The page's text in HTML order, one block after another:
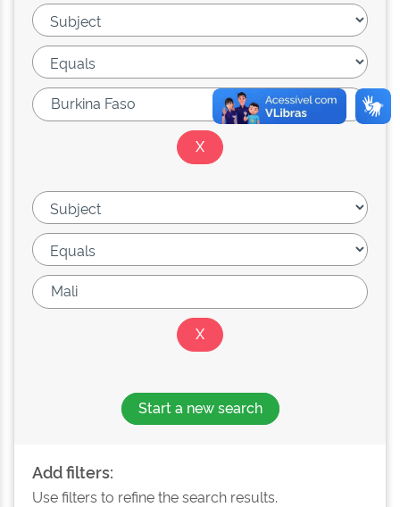
Start a new search
Add filters:
Use filters to refine the search results.